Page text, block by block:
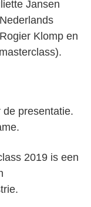
Jansen
Klomp en
presentatie.
2019 is een